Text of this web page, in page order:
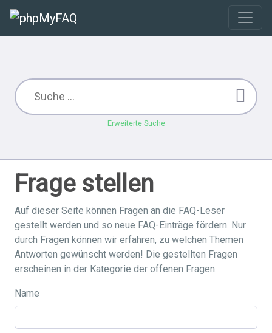
Erweiterte Suche
Frage stellen
Auf dieser Seite können Fragen an die FAQ-Leser
gestellt werden und so neue FAQ-Einträge fördern. Nur
durch Fragen können wir erfahren, zu welchen Themen
Antworten gewünscht werden! Die gestellten Fragen
erscheinen in der Kategorie der offenen Fragen.
Name